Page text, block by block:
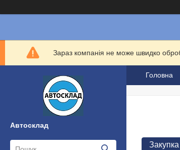
Зараз компанія не може швидко
Автосклад
Головна
Закупка